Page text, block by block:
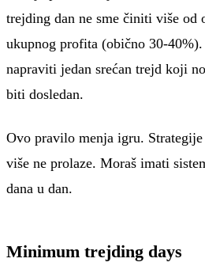
trejding dan ne sme činiti više od
ukupnog profita (obično 30-
napraviti jedan srećan trejd koji
biti dosledan.
Ovo pravilo menja igru.
više ne prolaze. Moraš imati
dana u dan.
Minimum trejding days